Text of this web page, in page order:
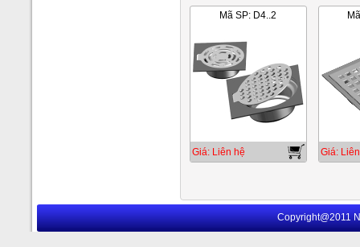
Mã SP: D4..2
Giá: Liên hệ Giá:
Copyright@2011